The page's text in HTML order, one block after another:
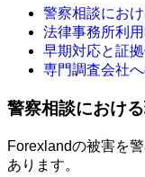
警察相談にお
法律事務所利
早期対応と証
専門調査会社
警察相談におけ
Forexlandの被害を
あります。